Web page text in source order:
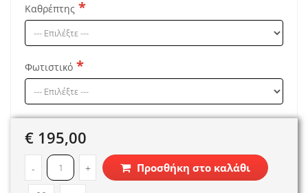
Καθρέπτης
Φωτιστικό
€ 195,00
- + Προσθήκη στο καλάθι